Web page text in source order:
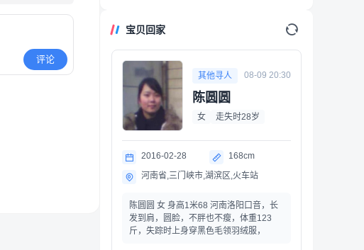
评论
宝贝回家
其他寻人 08-09 20:30
陈圆圆
女 走失时28岁
2016-02-28
168cm
河南省,三门峡市,湖滨区,火车站
陈圆圆 女 身高1米68 河南洛阳口音，长
发到肩，圆脸，不胖也不瘦，体重123
斤，失踪时上身穿黑色毛领羽绒服，